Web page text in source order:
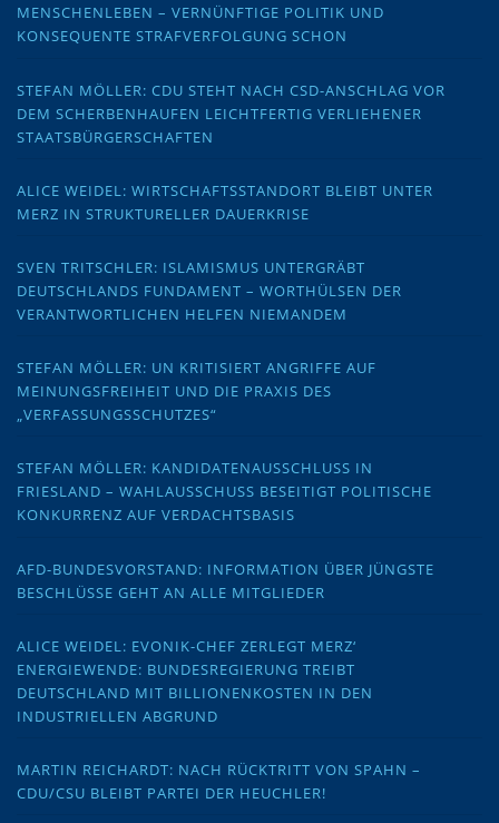
MENSCHENLEBEN – VERNÜNFTIGE POLITIK UND
KONSEQUENTE STRAFVERFOLGUNG SCHON
STEFAN MÖLLER: CDU STEHT NACH CSD-ANSCHLAG VOR
DEM SCHERBENHAUFEN LEICHTFERTIG VERLIEHENER
STAATSBÜRGERSCHAFTEN
ALICE WEIDEL: WIRTSCHAFTSSTANDORT BLEIBT UNTER
MERZ IN STRUKTURELLER DAUERKRISE
SVEN TRITSCHLER: ISLAMISMUS UNTERGRÄBT
DEUTSCHLANDS FUNDAMENT – WORTHÜLSEN DER
VERANTWORTLICHEN HELFEN NIEMANDEM
STEFAN MÖLLER: UN KRITISIERT ANGRIFFE AUF
MEINUNGSFREIHEIT UND DIE PRAXIS DES
„VERFASSUNGSSCHUTZES“
STEFAN MÖLLER: KANDIDATENAUSSCHLUSS IN
FRIESLAND – WAHLAUSSCHUSS BESEITIGT POLITISCHE
KONKURRENZ AUF VERDACHTSBASIS
AFD-BUNDESVORSTAND: INFORMATION ÜBER JÜNGSTE
BESCHLÜSSE GEHT AN ALLE MITGLIEDER
ALICE WEIDEL: EVONIK-CHEF ZERLEGT MERZ‘
ENERGIEWENDE: BUNDESREGIERUNG TREIBT
DEUTSCHLAND MIT BILLIONENKOSTEN IN DEN
INDUSTRIELLEN ABGRUND
MARTIN REICHARDT: NACH RÜCKTRITT VON SPAHN –
CDU/CSU BLEIBT PARTEI DER HEUCHLER!